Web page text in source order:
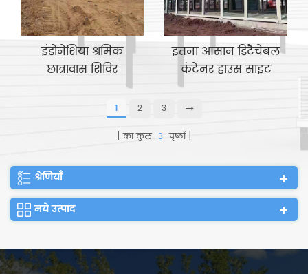
इंडोनेशिया श्रमिक
छात्रावास शिविर
इतना आसान डिटैचेबल
कंटेनर हाउस साइट
ऑफिस मीटिंग रूम
1 2 3
का कुल 3 पृष्ठों
श्रेणियाँ
नये उत्पाद